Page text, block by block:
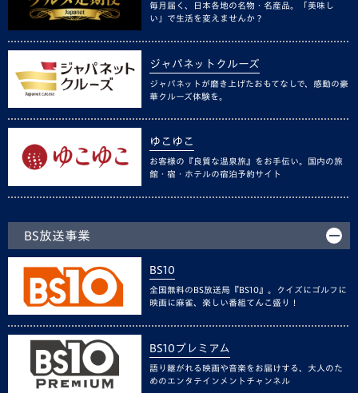
毎月届く、日本各地の名物・名産品。「美味し
い」で生活を変えませんか？
ジャパネットクルーズ
ジャパネットが磨き上げたおもてなしで、感動の豪
華クルーズ体験を。
ゆこゆこ
お客様の『良質な温泉旅』をお手伝い。国内の旅
館・宿・ホテルの宿泊予約サイト
BS放送事業
BS10
全国無料のBS放送局『BS10』。クイズにゴルフに
映画に麻雀、楽しい番組てんこ盛り！
BS10プレミアム
語り継がれる映画や音楽をお届けする、大人のた
めのエンタテインメントチャンネル